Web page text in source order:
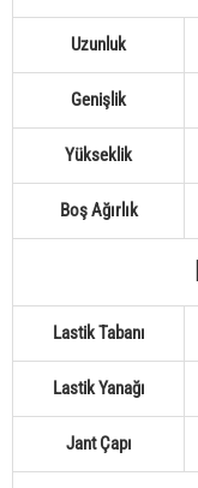
Uzunluk
Genişlik
Yükseklik
Boş Ağırlık
Lastik Tabanı
Lastik Yanağı
Jant Çapı